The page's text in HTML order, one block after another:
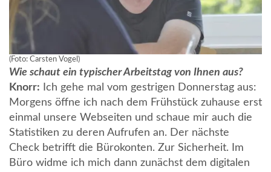
(Foto: Carsten Vogel)
Wie schaut ein typischer Arbeitstag von Ihnen aus?
Knorr: Ich gehe mal vom gestrigen Donnerstag aus:
Morgens öffne ich nach dem Frühstück zuhause erst
einmal unsere Webseiten und schaue mir auch die
Statistiken zu deren Aufrufen an. Der nächste
Check betrifft die Bürokonten. Zur Sicherheit. Im
Büro widme ich mich dann zunächst dem digitalen